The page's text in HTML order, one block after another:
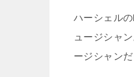
ハーシェル
ュージシャ
ージシャンだ